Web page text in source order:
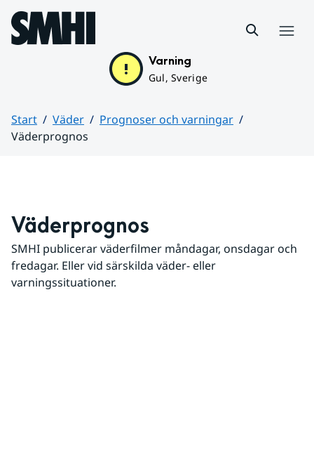
Hoppa till sidans innehåll
Varning
Gul, Sverige
Start Väder
Prognoser och varningar
Väderprognos
Väderprognos
SMHI publicerar väderfilmer måndagar, onsdagar och
fredagar. Eller vid särskilda väder- eller
varningssituationer.